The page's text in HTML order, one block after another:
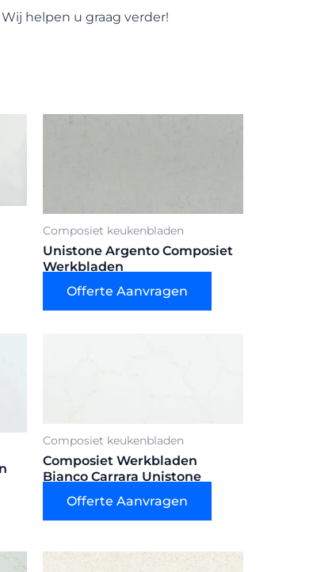
Wij helpen u graag verder!
Composiet keukenbladen
Unistone Argento Composiet
Werkbladen
Offerte Aanvragen
Composiet keukenbladen
Composiet Werkbladen
Bianco Carrara Unistone
Offerte Aanvragen